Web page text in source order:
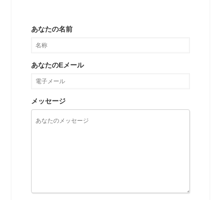
あなたの名前
あなたのEメール
メッセージ